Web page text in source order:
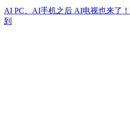
AI PC、AI手机之后 AI电视也来了
到